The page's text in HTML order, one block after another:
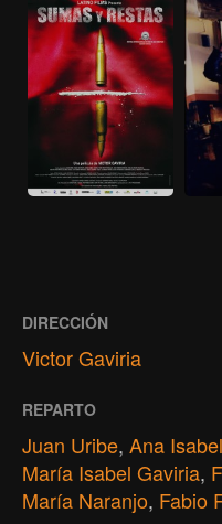
DIRECCIÓN
Victor Gaviria
REPARTO
Juan Uribe, Ana
María Isabel Gaviria,
María Naranjo, Fabio